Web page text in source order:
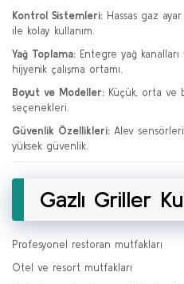
Kontrol Sistemleri: Hassas gaz
ile kolay kullanım.
Yağ Toplama: Entegre yağ
hijyenik çalışma ortamı.
Boyut ve Modeller: Küçük, orta ve
seçenekleri.
Güvenlik Özellikleri: Alev
yüksek güvenlik.
Gazlı Griller
Profesyonel restoran mutfakları
Otel ve resort mutfakları